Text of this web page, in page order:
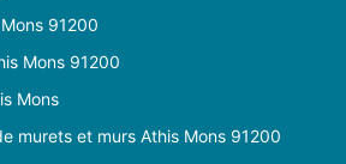
91200
Mons 91200
Mons
murets et murs Athis Mons 91200